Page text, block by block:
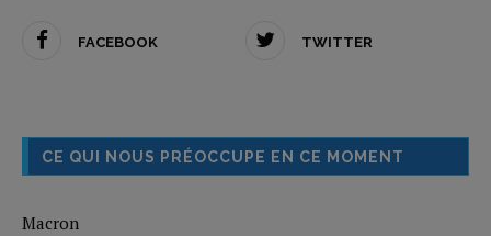
FACEBOOK TWITTER
CE QUI NOUS PRÉOCCUPE EN CE MOMENT
Macron